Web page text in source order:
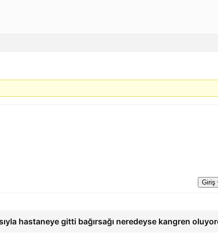
Giriş
hastaneye gitti bağırsağı neredeyse kangren